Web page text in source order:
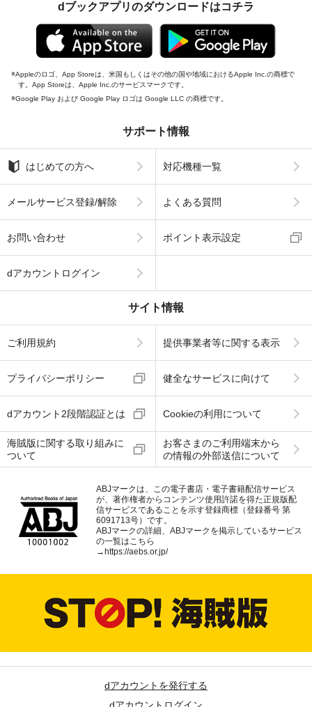
dブックアプリのダウンロードはコチラ
Appleのロゴ、App Storeは、米国もしくはその他の国や地域におけるApple Inc.の商標で
す。App Storeは、Apple Inc.のサービスマークです。
Google Play および Google Play ロゴは Google LLC の商標です。
サポート情報
はじめての方へ 対応機種一覧
メールサービス登録/解除 よくある質問
お問い合わせ ポイント表示設定
dアカウントログイン
サイト情報
ご利用規約 提供事業者等に関する表示
プライバシーポリシー 健全なサービスに向けて
dアカウント2段階認証とは Cookieの利用について
海賊版に関する取り組みに
ついて
お客さまのご利用端末から
の情報の外部送信について
ABJマークは、この電子書店・電子書籍配信サービス
が、著作権者からコンテンツ使用許諾を得た正規版配
信サービスであることを示す登録商標（登録番号 第
6091713号）です。
ABJマークの詳細、ABJマークを掲示しているサービス
の一覧はこちら
→ https://aebs.or.jp/
dアカウントを発行する